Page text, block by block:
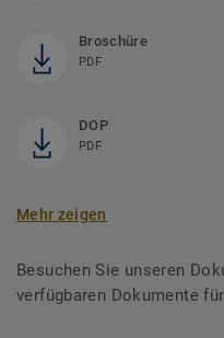
Broschüre
PDF
DOP
PDF
Mehr zeigen
Besuchen Sie unseren
verfügbaren Dokumente